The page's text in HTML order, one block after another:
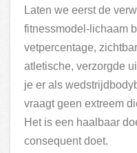
Laten we eerst de
fitnessmodel-lichaam
vetpercentage,
atletische, verzorgde
je er als
vraagt geen extreem
Het is een haalbaar
consequent doet.